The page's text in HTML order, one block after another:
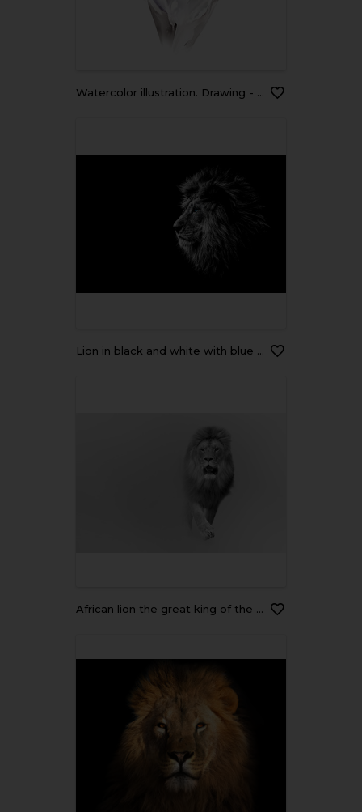
watercolor illustration. Drawing - lion isolated on white background
lion in black and white with blue eyes
african lion the great king of the animal kingdom african wildlife